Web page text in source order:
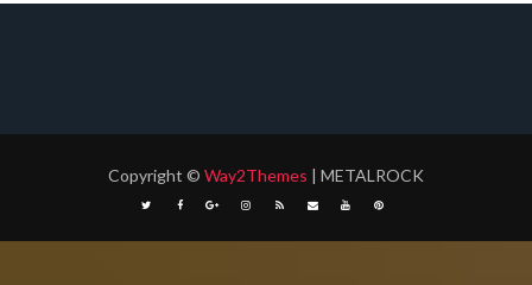
Copyright © Way2Themes | METALROCK